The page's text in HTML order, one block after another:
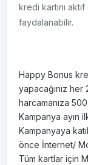
kredi kartını
faydalanabilir.
Happy Bonus
yapacağınız
harcamanıza
Kampanya ayın
Kampanyaya
önce İnternet/
Tüm kartlar için